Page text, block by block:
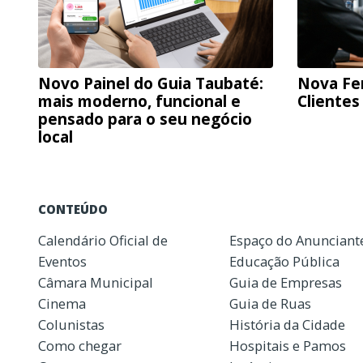
Novo Painel do Guia Taubaté:
mais moderno, funcional e
pensado para o seu negócio
local
Nova
Clientes
CONTEÚDO
Calendário Oficial de
Eventos
Câmara Municipal
Cinema
Colunistas
Como chegar
Espaço do
Educação Pública
Guia de Empresas
Guia de Ruas
História da Cidade
Hospitais e Pamos